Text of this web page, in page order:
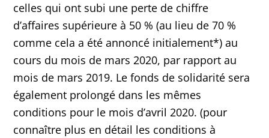
celles qui ont subi une perte de chiffre
d’affaires supérieure à 50 % (au lieu de 70 %
comme cela a été annoncé initialement*) au
cours du mois de mars 2020, par rapport au
mois de mars 2019. Le fonds de solidarité sera
également prolongé dans les mêmes
conditions pour le mois d’avril 2020. (pour
connaître plus en détail les conditions à